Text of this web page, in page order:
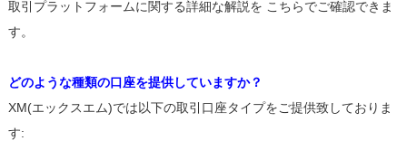
取引プラットフォームに関する詳細な解説を こちらでご確認できま
す。
どのような種類の口座を提供していますか？
XM(エックスエム)では以下の取引口座タイプをご提供致しておりま
す: